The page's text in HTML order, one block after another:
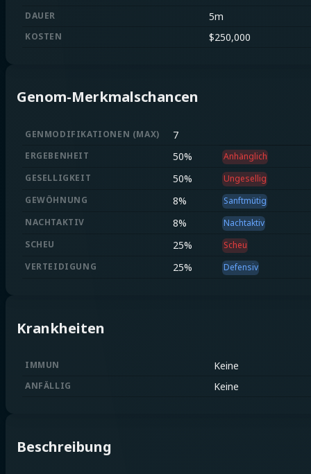
DAUER 5m
KOSTEN $250,000
Genom-Merkmalschancen
GENMODIFIKATIONEN (MAX) 7
ERGEBENHEIT 50%
Anhänglich
GESELLIGKEIT
50%
Ungesellig
GEWÖHNUNG
8%
Sanftmütig
NACHTAKTIV
8%
Nachtaktiv
SCHEU
25%
Scheu
VERTEIDIGUNG
25% Defensiv
Krankheiten
IMMUN Keine
ANFÄLLIG Keine
Beschreibung